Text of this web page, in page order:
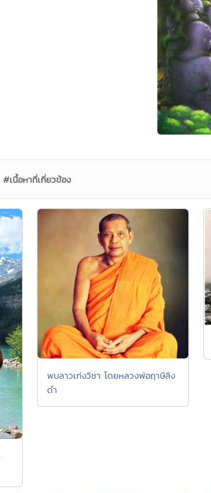
#เนื้อหาที่เกี่ยวข้อง
พบลาวเก่งวิชา โดยหลวงพ่อฤาษีลิง
ดำ